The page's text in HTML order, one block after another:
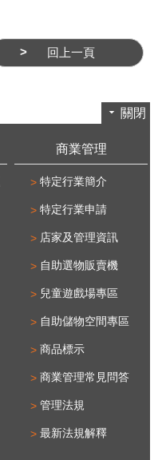
回上一頁
關閉
商業管理
特定行業簡介
特定行業申請
店家及管理資訊
自助選物販賣機
兒童遊戲場專區
自助儲物空間專區
商品標示
商業管理常見問答
管理法規
最新法規解釋